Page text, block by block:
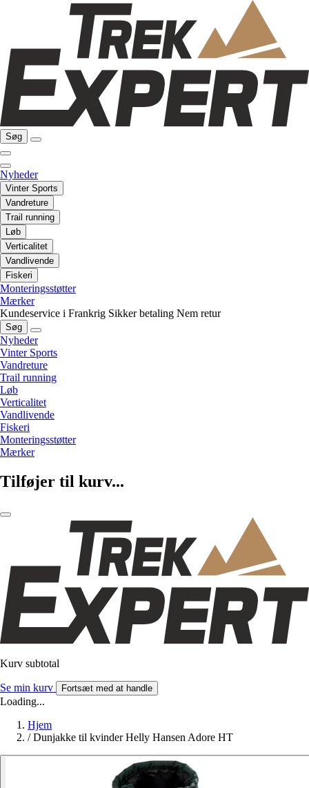
Søg
Nyheder
Vinter Sports
Vandreture
Trail running
Løb
Verticalitet
Vandlivende
Fiskeri
Monteringsstøtter
Mærker
Kundeservice i Frankrig Sikker betaling Nem retur
Søg
Nyheder
Vinter Sports
Vandreture
Trail running
Løb
Verticalitet
Vandlivende
Fiskeri
Monteringsstøtter
Mærker
Tilføjer til kurv...
Kurv subtotal
Se min kurv Fortsæt med at handle
Loading...
Hjem
/ Dunjakke til kvinder Helly Hansen Adore HT